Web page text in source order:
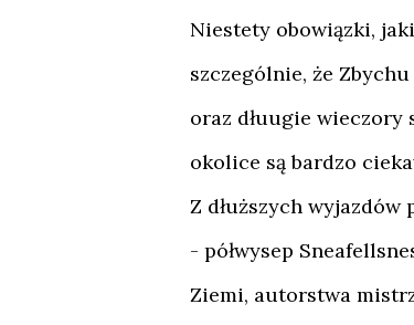
Niestety obowiązki,
szczególnie, że
oraz dłuugie wieczory
okolice są bardzo
Z dłuższych wyjazdów
- półwysep
Ziemi, autorstwa